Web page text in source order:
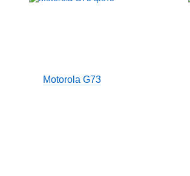
Motorola G73